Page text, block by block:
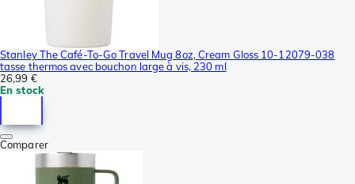
Stanley The Café-To-Go Travel Mug 8oz, Cream Gloss 10-12079-038
tasse thermos avec bouchon large à vis, 230 ml
26,99 €
En stock
Comparer